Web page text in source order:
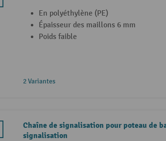
En polyéthylène (PE)
Épaisseur des maillons 6 mm
Poids faible
2 Variantes
Chaîne de signalisation pour poteau de
signalisation